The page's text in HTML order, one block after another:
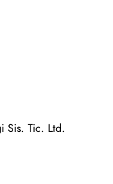
Sis. Tic. Ltd.